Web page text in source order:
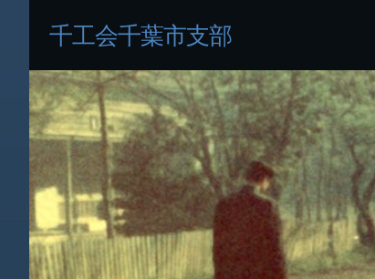
千工会千葉市支部